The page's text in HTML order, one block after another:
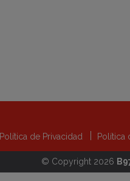
Política de Privacidad Política
© Copyright 2026